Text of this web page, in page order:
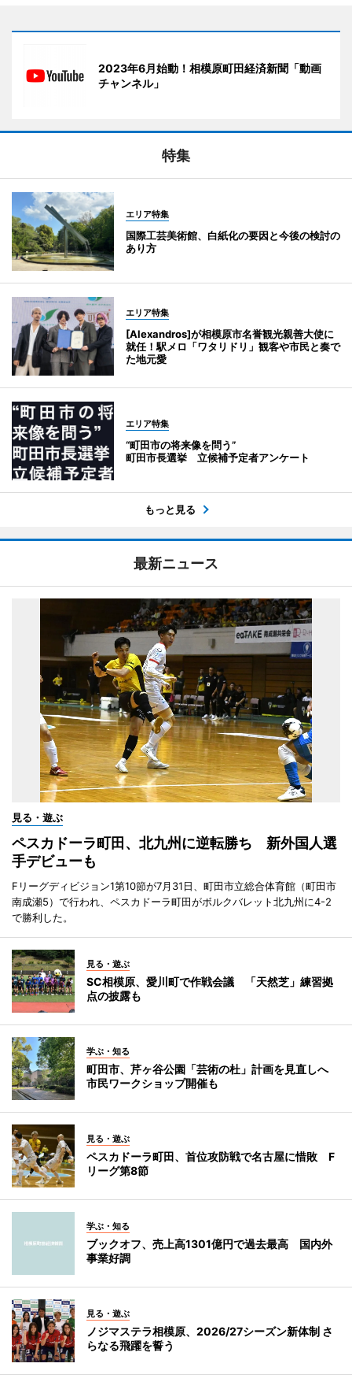
2023年6月始動！相模原町田経済新聞「動画
チャンネル」
特集
エリア特集
国際工芸美術館、白紙化の要因と今後の検討の
あり方
エリア特集
[Alexandros]が相模原市名誉観光親善大使に
就任！駅メロ「ワタリドリ」観客や市民と奏で
た地元愛
エリア特集
“町田市の将来像を問う”
町田市長選挙 立候補予定者アンケート
もっと見る
最新ニュース
見る・遊ぶ
ペスカドーラ町田、北九州に逆転勝ち 新外国人選
手デビューも
Fリーグディビジョン1第10節が7月31日、町田市立総合体育館（町田市
南成瀬5）で行われ、ペスカドーラ町田がボルクバレット北九州に4-2
で勝利した。
見る・遊ぶ
SC相模原、愛川町で作戦会議 「天然芝」練習拠
点の披露も
学ぶ・知る
町田市、芹ヶ谷公園「芸術の杜」計画を見直しへ
市民ワークショップ開催も
見る・遊ぶ
ペスカドーラ町田、首位攻防戦で名古屋に惜敗 F
リーグ第8節
学ぶ・知る
ブックオフ、売上高1301億円で過去最高 国内外
事業好調
見る・遊ぶ
ノジマステラ相模原、2026/27シーズン新体制 さ
らなる飛躍を誓う